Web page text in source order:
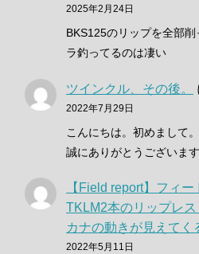
2025年2月24日
BKS125のリップを全部
ラ釣ってるのは凄い
ツインクル、その後。
2022年7月29日
こんにちは。初めまして
誠にありがとうございま
【Field report】フィ
TKLM2本のリップレ
カナの動きが見えてく
2022年5月11日